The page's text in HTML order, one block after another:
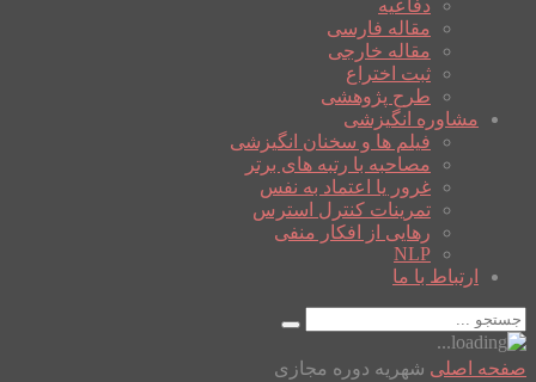
دفاعیه
مقاله فارسی
مقاله خارجی
ثبت اختراع
طرح پژوهشی
مشاوره انگیزشی
فیلم ها و سخنان انگیزشی
مصاحبه با رتبه های برتر
غرور یا اعتماد به نفس
تمرینات کنترل استرس
رهایی از افکار منفی
NLP
ارتباط با ما
صفحه اصلی شهریه دوره مجازی